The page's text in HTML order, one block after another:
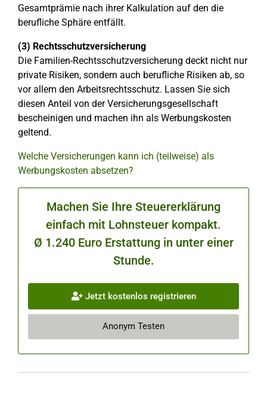
Gesamtprämie nach ihrer Kalkulation auf den die
berufliche Sphäre entfällt.
(3) Rechtsschutzversicherung
Die Familien-Rechtsschutzversicherung deckt nicht nur
private Risiken, sondern auch berufliche Risiken ab, so
vor allem den Arbeitsrechtsschutz. Lassen Sie sich
diesen Anteil von der Versicherungsgesellschaft
bescheinigen und machen ihn als Werbungskosten
geltend.
Welche Versicherungen kann ich (teilweise) als
Werbungskosten absetzen?
Machen Sie Ihre Steuererklärung
einfach mit Lohnsteuer kompakt.
Ø 1.240 Euro Erstattung in unter einer
Stunde.
Jetzt kostenlos registrieren
Anonym Testen